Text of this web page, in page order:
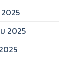
2025